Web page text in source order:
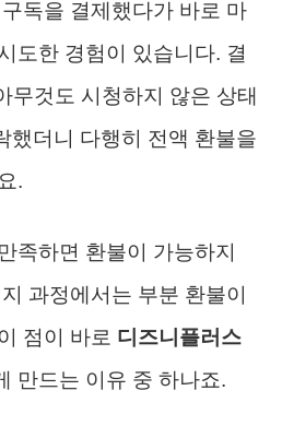
독을 결제했다가 바로 마
도한 경험이 있습니다. 결
무것도 시청하지 않은 상태
했더니 다행히 전액 환불을
.
족하면 환불이 가능하지
과정에서는 부분 환불이
점이 바로 디즈니플러스
만드는 이유 중 하나죠.